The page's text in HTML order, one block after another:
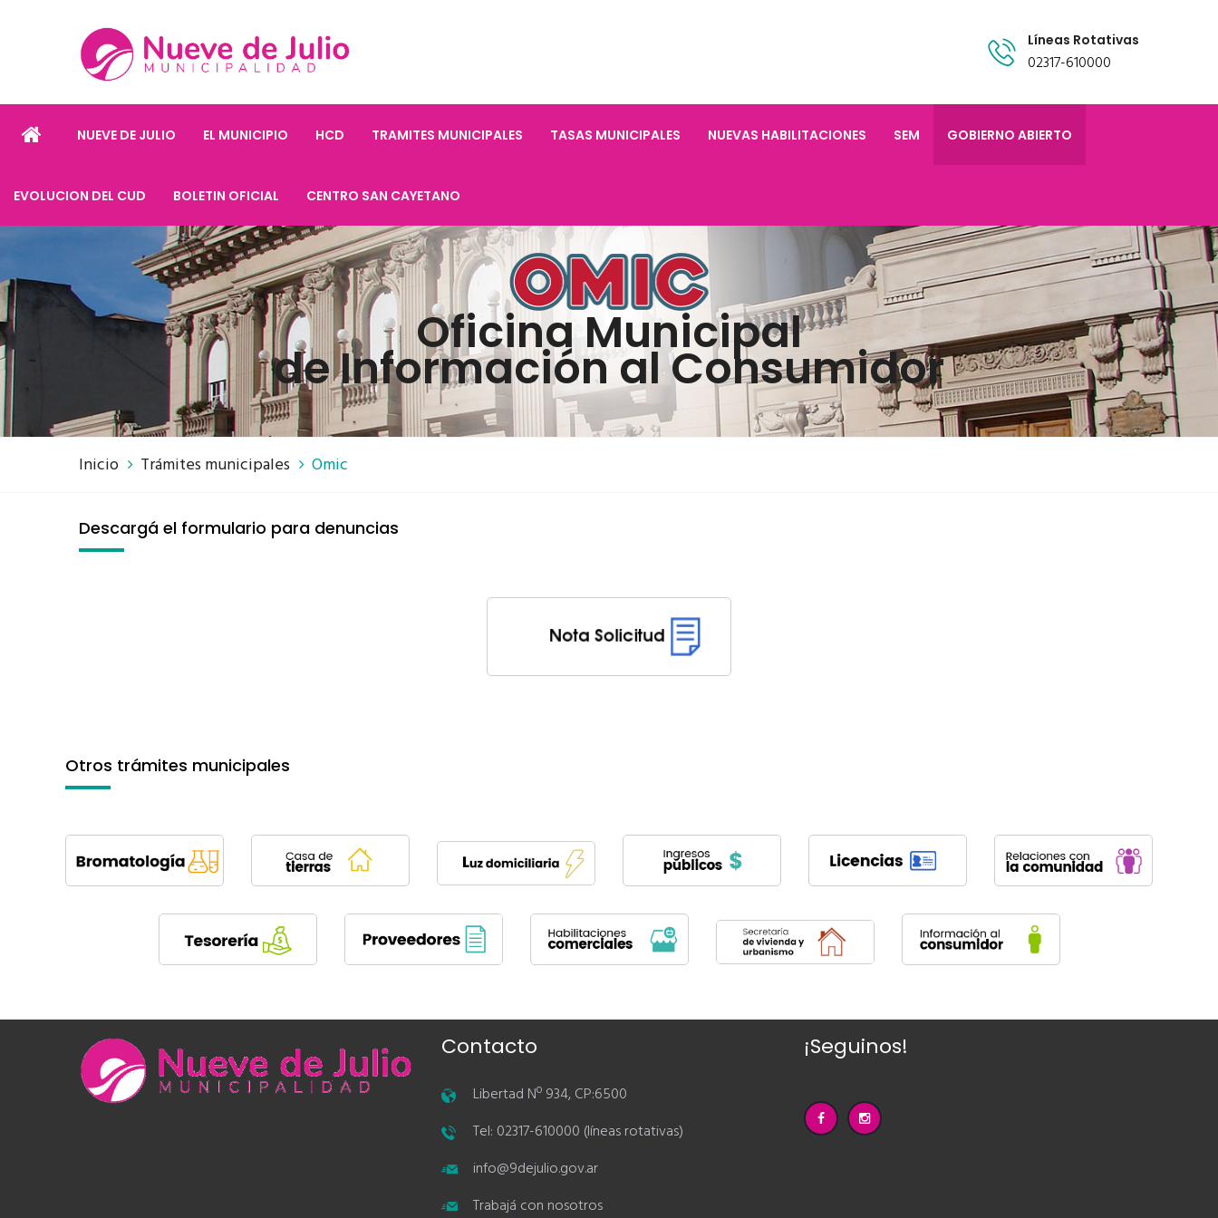
Líneas Rotativas
02317-610000
NUEVE DE JULIO EL MUNICIPIO HCD TRAMITES MUNICIPALES TASAS MUNICIPALES NUEVAS HABILITACIONES SEM GOBIERNO ABIERTO
EVOLUCION DEL CUD BOLETIN OFICIAL CENTRO SAN CAYETANO
Oficina Municipal
de Información al Consumidor
Inicio Trámites municipales Omic
Descargá el formulario para denuncias
Otros trámites municipales
Contacto
Libertad Nº 934, CP:6500
Tel: 02317-610000 (líneas rotativas)
info@9dejulio.gov.ar
Trabajá con nosotros
¡Seguinos!